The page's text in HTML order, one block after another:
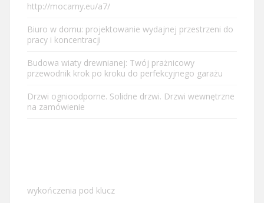
http://mocarny.eu/a7/
Biuro w domu: projektowanie wydajnej przestrzeni do
pracy i koncentracji
Budowa wiaty drewnianej: Twój prażnicowy
przewodnik krok po kroku do perfekcyjnego garażu
Drzwi ognioodporne. Solidne drzwi. Drzwi wewnętrzne
na zamówienie
wykończenia pod klucz